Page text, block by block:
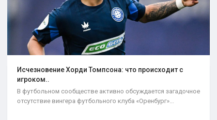
Исчезновение Хорди Томпсона: что происходит с
игроком..
В футбольном сообществе активно обсуждается загадочное
отсутствие вингера футбольного клуба «Оренбург»...